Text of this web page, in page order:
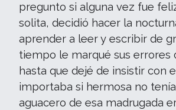
pregunto si alguna vez fue
solita, decidió hacer la
aprender a leer y escribir de
tiempo le marqué sus errores
hasta que dejé de insistir con
importaba si hermosa no
aguacero de esa madrugada